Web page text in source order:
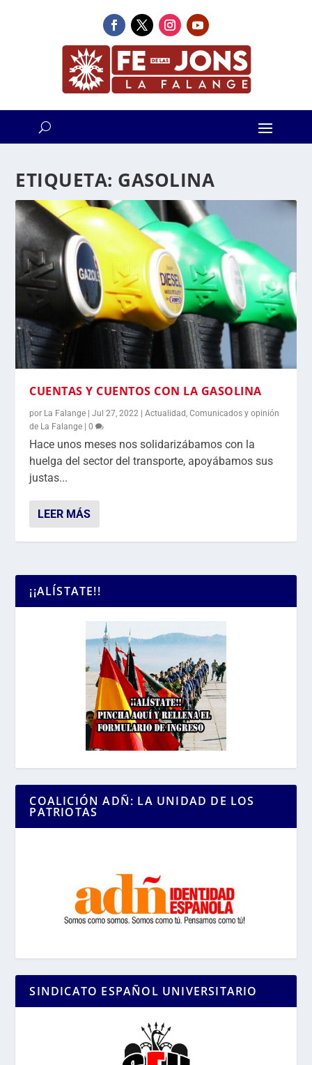
ETIQUETA: GASOLINA
CUENTAS Y CUENTOS CON LA GASOLINA
por La Falange |Jul 27, 2022 |Actualidad ,Comunicados y opinión
de La Falange |0
Hace unos meses nos solidarizábamos con la
huelga del sector del transporte, apoyábamos sus
justas...
LEER MÁS
¡¡ALÍSTATE!!
COALICIÓN ADÑ: LA UNIDAD DE LOS
PATRIOTAS
SINDICATO ESPAÑOL UNIVERSITARIO